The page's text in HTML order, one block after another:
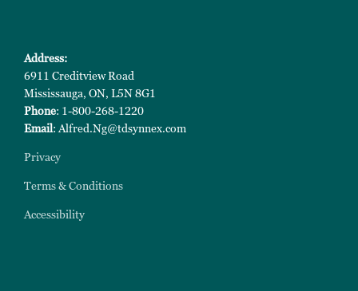
Address:
6911 Creditview Road
Mississauga, ON, L5N 8G1
Phone: 1-800-268-1220
Email: Alfred.Ng@tdsynnex.com
Privacy
Terms & Conditions
Accessibility